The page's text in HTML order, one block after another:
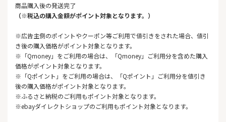
商品購入後の発送完了
（※税込の購入金額がポイント対象となります。）
※広告主側のポイントやクーポン等ご利用で値引きをされた場合、値引
き後の購入価格がポイント対象となります。
※「Qmoney」をご利用の場合は、「Qmoney」ご利用分を含めた購入
価格がポイント対象となります。
※「Qポイント」をご利用の場合は、「Qポイント」ご利用分を値引き
後の購入価格がポイント対象となります。
※ふるさと納税のご利用もポイント対象となります。
※ebayダイレクトショップのご利用もポイント対象となります。